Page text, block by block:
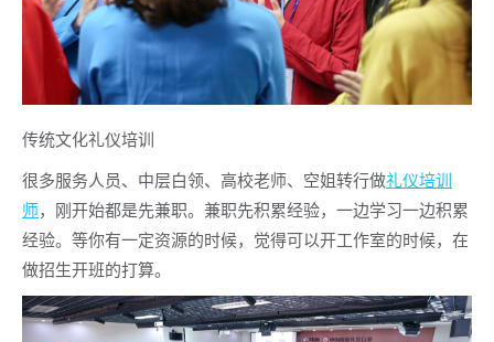
传统文化礼仪培训
很多服务人员、中层白领、高校老师、空姐转行做礼仪培训
师，刚开始都是先兼职。兼职先积累经验，一边学习一边积累
经验。等你有一定资源的时候，觉得可以开工作室的时候，在
做招生开班的打算。